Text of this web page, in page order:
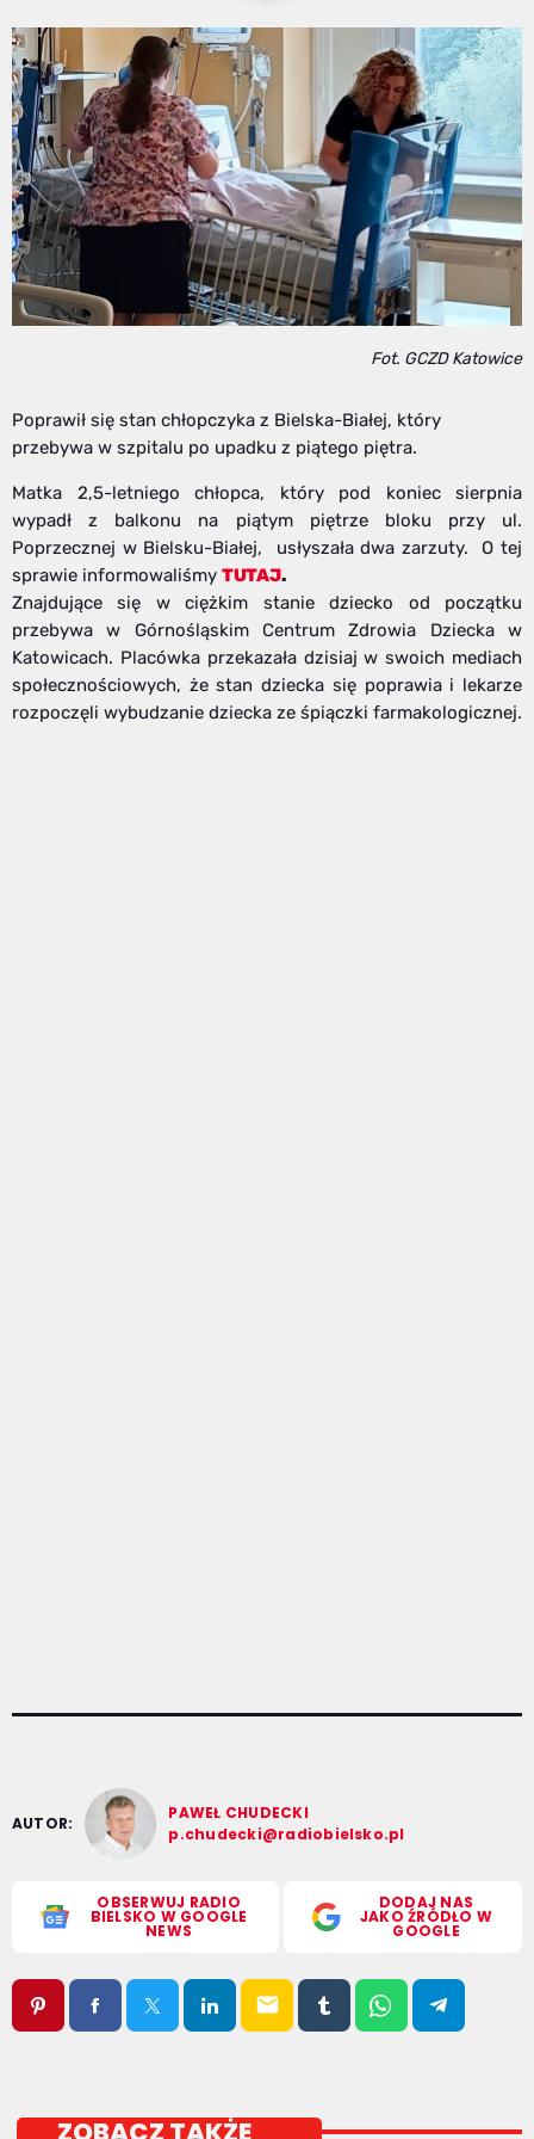
Fot. GCZD Katowice
Poprawił się stan chłopczyka z Bielska-Białej, który
przebywa w szpitalu po upadku z piątego piętra.
Matka 2,5-letniego chłopca, który pod koniec sierpnia
wypadł z balkonu na piątym piętrze bloku przy ul.
Poprzecznej w Bielsku-Białej, usłyszała dwa zarzuty. O tej
sprawie informowaliśmy TUTAJ.
Znajdujące się w ciężkim stanie dziecko od początku
przebywa w Górnośląskim Centrum Zdrowia Dziecka w
Katowicach. Placówka przekazała dzisiaj w swoich mediach
społecznościowych, że stan dziecka się poprawia i lekarze
rozpoczęli wybudzanie dziecka ze śpiączki farmakologicznej.
AUTOR:
PAWEŁ CHUDECKI
p.chudecki@radiobielsko.pl
OBSERWUJ RADIO
BIELSKO W GOOGLE
NEWS
DODAJ NAS
JAKO ŹRÓDŁO W
GOOGLE
email